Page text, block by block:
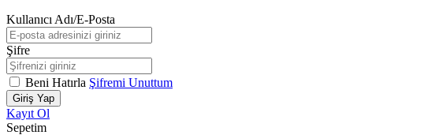
Kullanıcı Adı/E-Posta
Şifre
Beni Hatırla Şifremi Unuttum
Giriş Yap
Kayıt Ol
Sepetim